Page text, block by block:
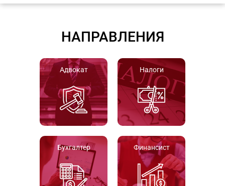
НАПРАВЛЕНИЯ
Адвокат Налоги
Бухгалтер Финансист